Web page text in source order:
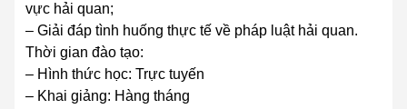
vực hải quan;
– Giải đáp tình huống thực tế về pháp luật hải quan.
Thời gian đào tạo:
– Hình thức học: Trực tuyến
– Khai giảng: Hàng tháng